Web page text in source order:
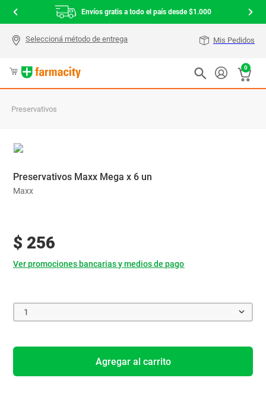
Envíos gratis a todo el país desde $1.000
Mis Pedidos
0
Preservativos
Preservativos Maxx Mega x 6 un
Maxx
$ 256
Ver promociones bancarias y medios de pago
1
Agregar al carrito